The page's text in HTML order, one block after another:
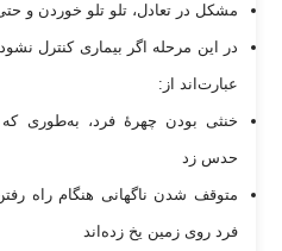
مشکل در تعادل، تلو تلو خوردن و
در این مرحله اگر بیماری کنترل
عبارت‌اند از:
خنثی بودن چهرۀ فرد، به‌طوری
حدس زد
متوقف شدن ناگهانی هنگام راه
فرد روی زمین یخ زده‌اند